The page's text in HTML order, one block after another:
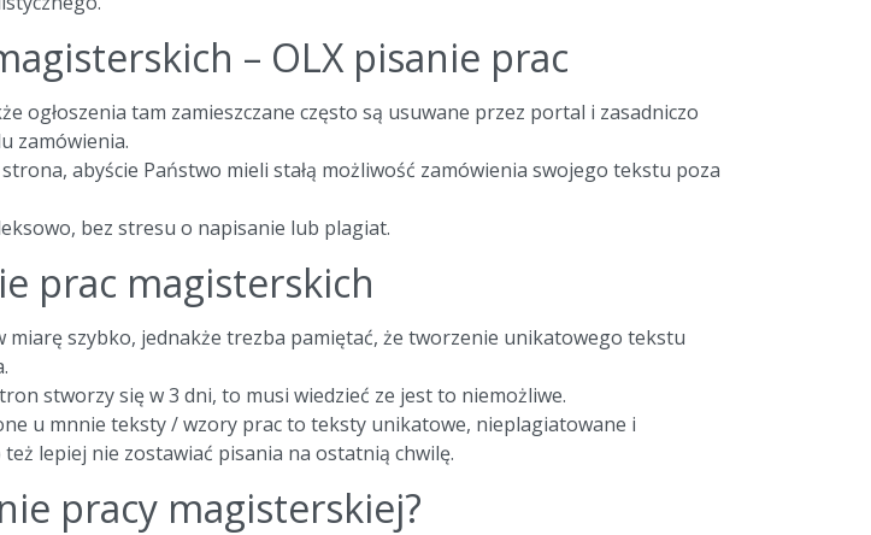
– OLX pisanie prac
ogłoszenia tam zamieszczane często są usuwane przez portal i zasadniczo
zamówienia.
abyście Państwo mieli stałą możliwość zamówienia swojego tekstu poza
bez stresu o napisanie lub plagiat.
prac magisterskich
miarę szybko, jednakże trezba pamiętać, że tworzenie unikatowego tekstu
stworzy się w 3 dni, to musi wiedzieć ze jest to niemożliwe.
u mnnie teksty / wzory prac to teksty unikatowe, nieplagiatowane i
lepiej nie zostawiać pisania na ostatnią chwilę.
pracy magisterskiej?